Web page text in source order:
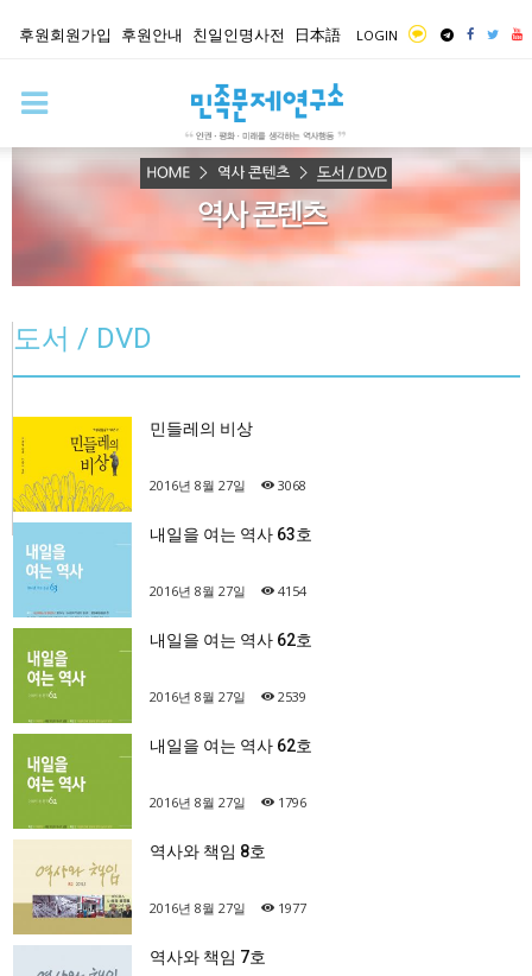
후원회원가입 후원안내 친일인명사전 日本語 LOGIN
도서 / DVD
민들레의 비상
2016년 8월 27일 3068
내일을 여는 역사 63호
2016년 8월 27일 4154
내일을 여는 역사 62호
2016년 8월 27일 2539
내일을 여는 역사 62호
2016년 8월 27일 1796
역사와 책임 8호
2016년 8월 27일 1977
역사와 책임 7호